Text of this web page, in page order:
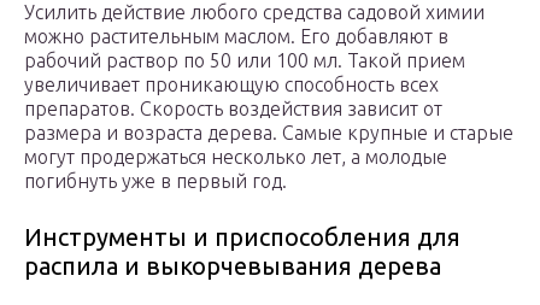
Усилить действие любого средства садовой химии
можно растительным маслом. Его добавляют в
рабочий раствор по 50 или 100 мл. Такой прием
увеличивает проникающую способность всех
препаратов. Скорость воздействия зависит от
размера и возраста дерева. Самые крупные и старые
могут продержаться несколько лет, а молодые
погибнуть уже в первый год.
Инструменты и приспособления для
распила и выкорчевывания дерева